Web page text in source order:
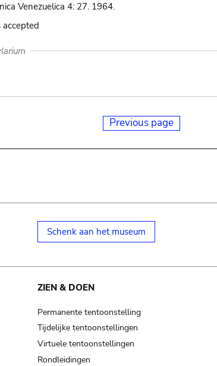
Venezuelica 4: 27. 1964.
accepted
Previous page
Schenk aan het museum
ZIEN & DOEN
Permanente tentoonstelling
Tijdelijke tentoonstellingen
Virtuele tentoonstellingen
Rondleidingen